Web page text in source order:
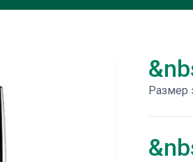
Размер